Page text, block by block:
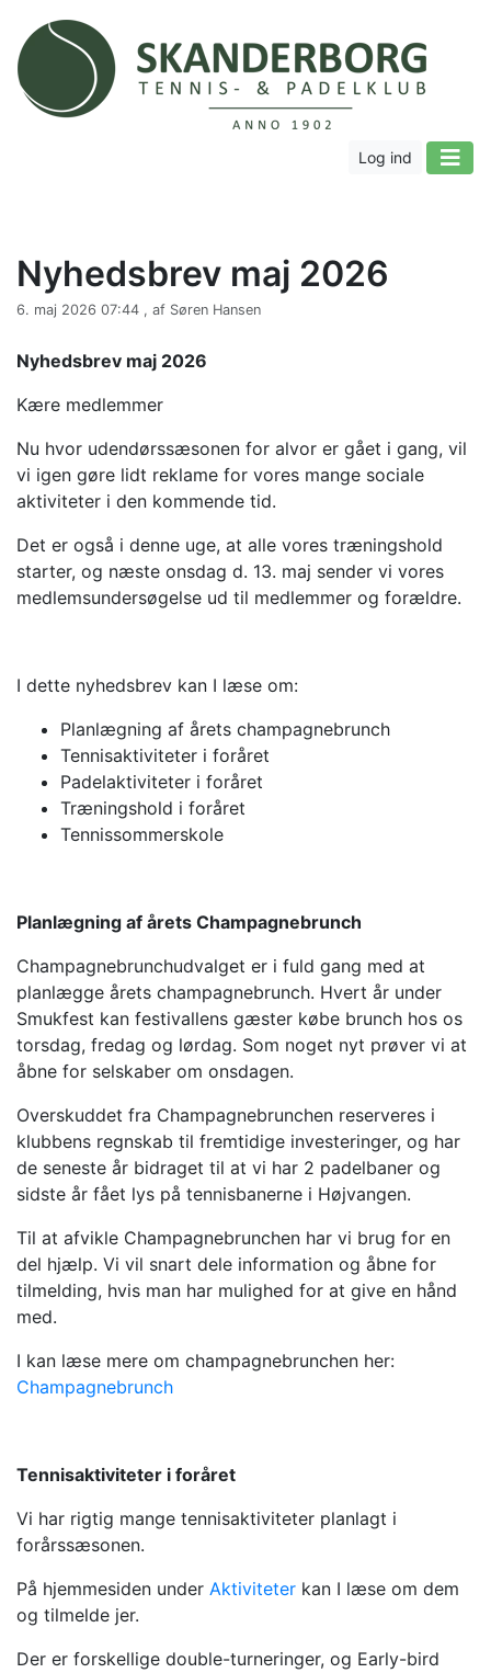
Log ind
Nyhedsbrev maj 2026
6. maj 2026 07:44 , af Søren Hansen
Nyhedsbrev maj 2026
Kære medlemmer
Nu hvor udendørssæsonen for alvor er gået i gang, vil
vi igen gøre lidt reklame for vores mange sociale
aktiviteter i den kommende tid.
Det er også i denne uge, at alle vores træningshold
starter, og næste onsdag d. 13. maj sender vi vores
medlemsundersøgelse ud til medlemmer og forældre.
I dette nyhedsbrev kan I læse om:
Planlægning af årets champagnebrunch
Tennisaktiviteter i foråret
Padelaktiviteter i foråret
Træningshold i foråret
Tennissommerskole
Planlægning af årets Champagnebrunch
Champagnebrunchudvalget er i fuld gang med at
planlægge årets champagnebrunch. Hvert år under
Smukfest kan festivallens gæster købe brunch hos os
torsdag, fredag og lørdag. Som noget nyt prøver vi at
åbne for selskaber om onsdagen.
Overskuddet fra Champagnebrunchen reserveres i
klubbens regnskab til fremtidige investeringer, og har
de seneste år bidraget til at vi har 2 padelbaner og
sidste år fået lys på tennisbanerne i Højvangen.
Til at afvikle Champagnebrunchen har vi brug for en
del hjælp. Vi vil snart dele information og åbne for
tilmelding, hvis man har mulighed for at give en hånd
med.
I kan læse mere om champagnebrunchen her:
Champagnebrunch
Tennisaktiviteter i foråret
Vi har rigtig mange tennisaktiviteter planlagt i
forårssæsonen.
På hjemmesiden under Aktiviteter kan I læse om dem
og tilmelde jer.
Der er forskellige double-turneringer, og Early-bird